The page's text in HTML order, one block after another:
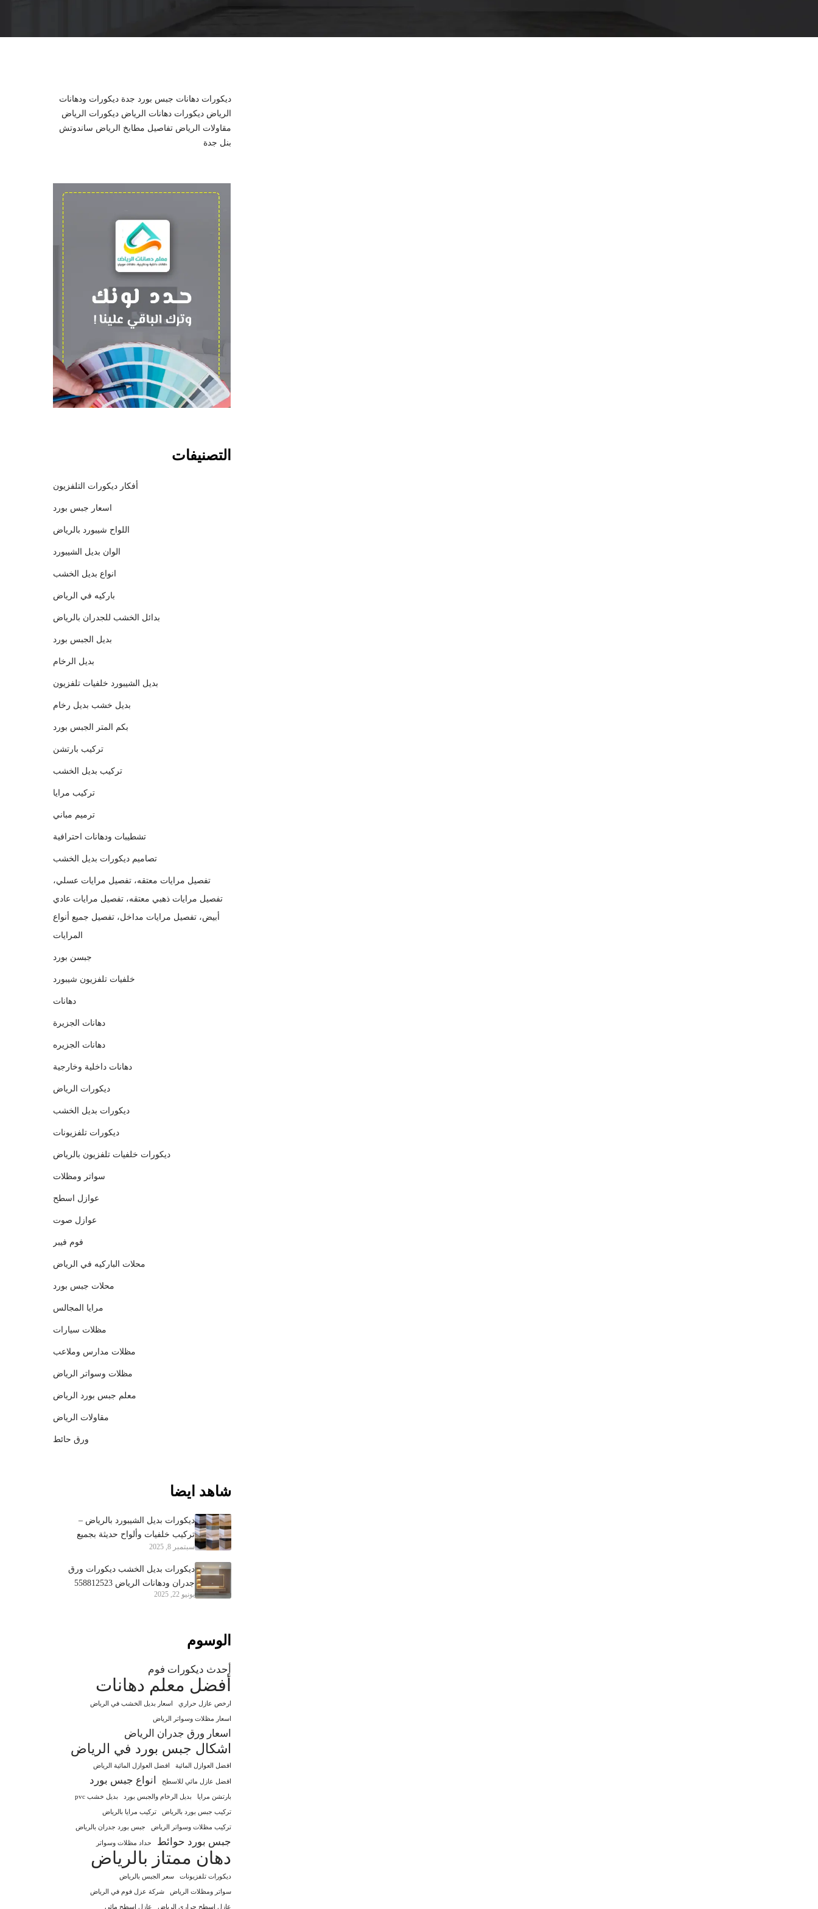
ديكورات دهانات جبس بورد جدةديكورات ودهانات
الرياض ديكورات دهانات الرياض ديكورات الرياض
مقاولات الرياض تفاصيل مطابخ الرياض ساندوتش
بنل جدة
التصنيفات
أفكار ديكورات التلفزيون
اسعار جبس بورد
اللواح شيبورد بالرياض
الوان بديل الشيبورد
انواع بديل الخشب
باركيه في الرياض
بدائل الخشب للجدران بالرياض
بديل الجبس بورد
بديل الرخام
بديل الشيبورد خلفيات تلفزيون
بديل خشب بديل رخام
بكم المتر الجبس بورد
تركيب بارتشن
تركيب بديل الخشب
تركيب مرايا
ترميم مباني
تشطيبات ودهانات احترافية
تصاميم ديكورات بديل الخشب
تفصيل مرايات معتقه، تفصيل مرايات عسلي،
تفصيل مرايات ذهبي معتقه، تفصيل مرايات عادي
أبيض، تفصيل مرايات مداخل، تفصيل جميع أنواع
المرايات
جبسن بورد
خلفيات تلفزيون شيبورد
دهانات
دهانات الجزيرة
دهانات الجزيره
دهانات داخلية وخارجية
ديكورات الرياض
ديكورات بديل الخشب
ديكورات تلفزيونات
ديكورات خلفيات تلفزيون بالرياض
سواتر ومظلات
عوازل اسطح
عوازل صوت
فوم فيبر
محلات الباركيه في الرياض
محلات جبس بورد
مرايا المجالس
مظلات سيارات
مظلات مدارس وملاعب
مظلات وسواتر الرياض
معلم جبس بورد الرياض
مقاولات الرياض
ورق حائط
شاهد ايضا
ديكورات بديل الشيبورد بالرياض –
تركيب خلفيات وألواح حديثة بجميع
الأحياء 0558812523
سبتمبر 8, 2025
ديكورات بديل الخشب ديكورات ورق
جدران ودهانات الرياض 558812523
يونيو 22, 2025
الوسوم
أحدث ديكورات فوم
أفضل معلم دهانات
ارخص عازل حراري اسعار بديل الخشب في الرياض
اسعار مظلات وسواتر الرياض
اسعار ورق جدران الرياض
اشكال جبس بورد في الرياض
افضل العوازل المائية افضل العوازل المائية الرياض
افضل عازل مائي للاسطح انواع جبس بورد
بارتشن مرايا بديل الرخام والجبس بورد بديل خشب pvc
تركيب جبس بورد بالرياض تركيب مرايا بالرياض
تركيب مظلات وسواتر الرياض جبس بورد جدران بالرياض
جبس بورد حوائط حداد مظلات وسواتر
دهان ممتاز بالرياض
ديكورات تلفزيونات سعر الجبس بالرياض
سواتر ومظلات الرياض شركة عزل فوم في الرياض
عازل اسطح حراري الرياض عازل اسطح مائي